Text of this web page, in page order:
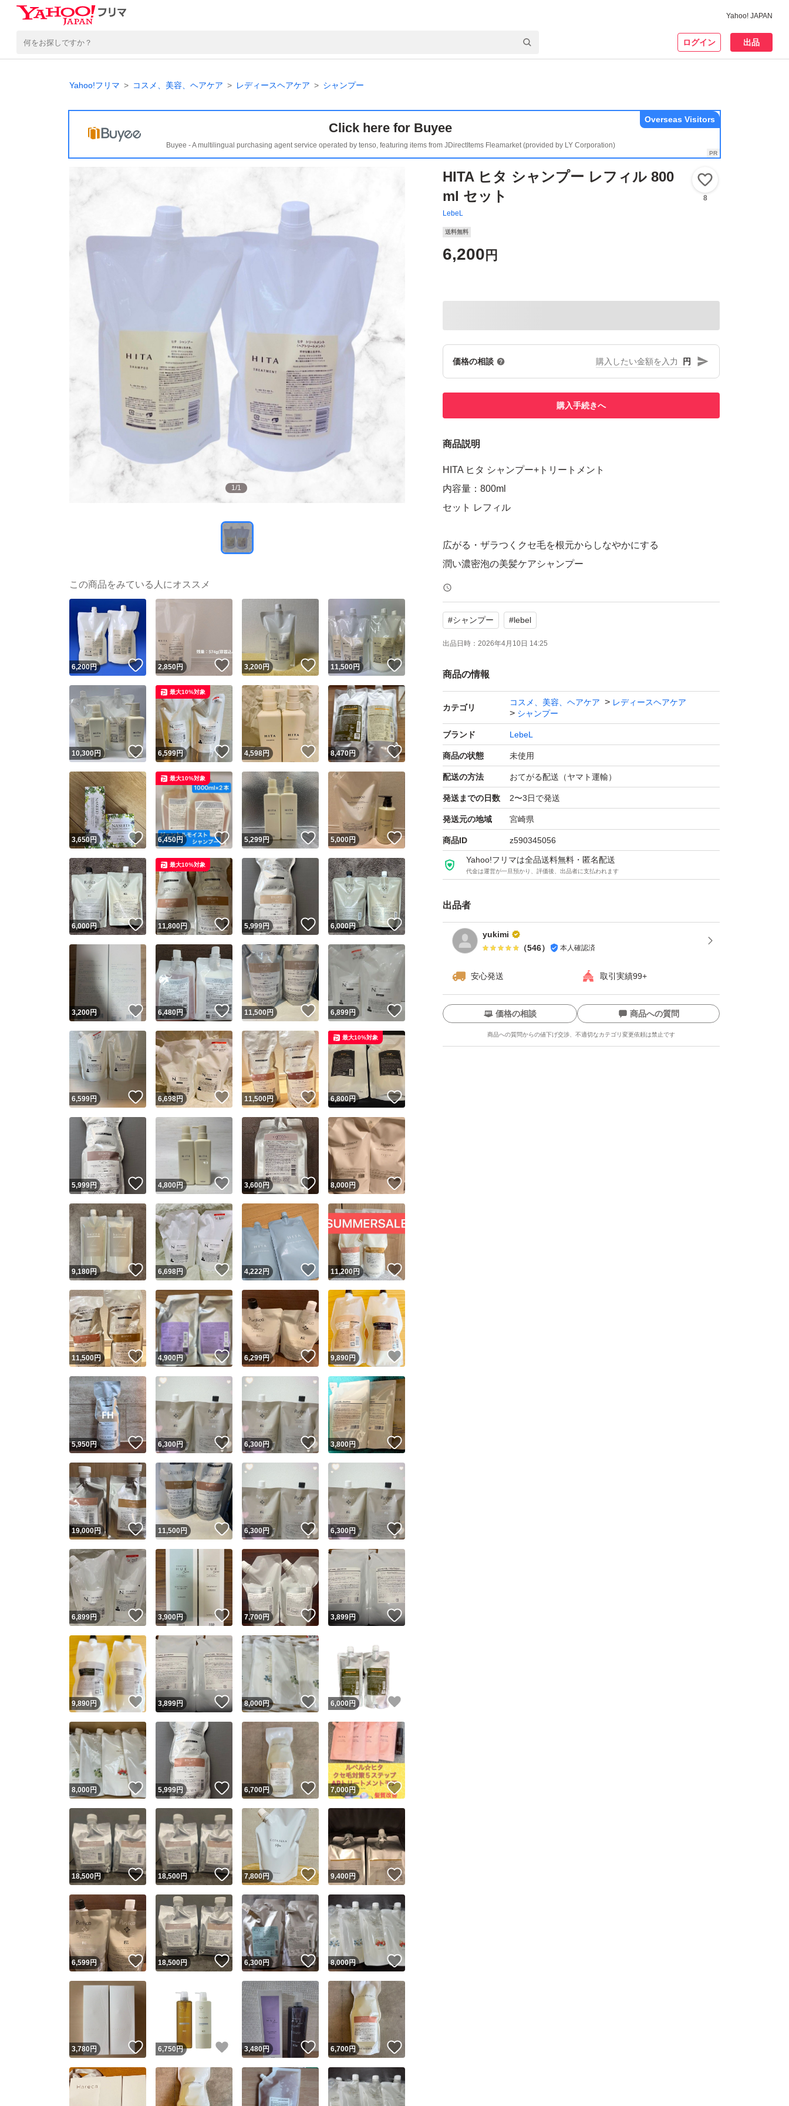
Yahoo! JAPAN
ログイン 出品
Yahoo!フリマ コスメ、美容、ヘアケア レディースヘアケア シャンプー
Click here for Buyee
Buyee - A multilingual purchasing agent service operated by tenso, featuring items from JDirectItems Fleamarket (provided by LY Corporation)
Overseas Visitors
1/1
HITA ヒタ シャンプー レフィル 800
ml セット
LebeL
8
送料無料
6,200 円
価格の相談 円
購入手続きへ
商品説明
HITA ヒタ シャンプー+トリートメント
内容量：800ml
セット レフィル
広がる・ザラつくクセ毛を根元からしなやかにする
潤い濃密泡の美髪ケアシャンプー
#シャンプー #lebel
出品日時： 2026年4月10日 14:25
商品の情報
カテゴリ
コスメ、美容、ヘアケア
レディースヘアケア
シャンプー
ブランド LebeL
商品の状態 未使用
配送の方法 おてがる配送（ヤマト運輸）
発送までの日数 2〜3日で発送
発送元の地域 宮崎県
商品ID z590345056
Yahoo!フリマは全品送料無料・匿名配送
代金は運営が一旦預かり、評価後、出品者に支払われます
出品者
yukimi
（546） 本人確認済
安心発送 取引実績99+
ユーザーの実績について
Yahoo!フリマが定めた一定の基準を満たしたユーザーにバッジを付与しています
安心取引出品者
安心取引出品者 Yahoo!フリマの基準をクリアした安心・安全なユーザーです
取引実績
取引実績◯+ このユーザーはYahoo!フリマの取引を完了させた実績があります
他フリマ実績◯+ このユーザーは他フリマサービスでの取引実績があります
スピード&安心発送
※このバッジは実績に基づく表示であり、発送を保証しているものではありません
スピード＆安心発送
このユーザーは高頻度で24時間以内＆設定した発送日数内に発送してい
ます
スピード発送 このユーザーは高頻度で24時間以内に発送しています
安心発送 このユーザーは設定した発送日数内に発送しています
価格の相談 商品への質問
商品への質問からの値下げ交渉、不適切なカテゴリ変更依頼は禁止です
この商品の情報をコピーします
商品画像の 無断転載は禁止されています
1商品につき1回です
出品ページへ
キャンセル
この商品をみている人にオススメ
6,200円 いいね！
2,850円 いいね！
3,200円 いいね！
11,500円 いいね！
10,300円 いいね！
6,599円 いいね！
最大10%対象
4,598円 いいね！
8,470円 いいね！
3,650円 いいね！
6,450円 いいね！
最大10%対象
5,299円 いいね！
5,000円 いいね！
6,000円 いいね！
11,800円 いいね！
最大10%対象
5,999円 いいね！
6,000円
3,200円 いいね！
6,480円 いいね！
11,500円 いいね！
6,899円
6,599円 いいね！
6,698円 いいね！
11,500円 いいね！
6,800円 いいね！
最大10%対象
5,999円 いいね！
4,800円 いいね！
3,600円 いいね！
8,000円 いいね！
9,180円 いいね！
6,698円 いいね！
4,222円 いいね！
11,200円
11,500円 いいね！
4,900円 いいね！
6,299円 いいね！
9,890円 いいね！
5,950円 いいね！
6,300円 いいね！
6,300円 いいね！
3,800円
19,000円 いいね！
11,500円 いいね！
6,300円 いいね！
6,300円 いいね！
6,899円 いいね！
3,900円 いいね！
7,700円 いいね！
3,899円 いいね！
9,890 円 いいね！
3,899円 いいね！
8,000円 いいね！
6,000円
8,000円 いいね！
5,999円 いいね！
6,700円 いいね！
7,000円 いいね！
18,500円 いいね！
18,500円 いいね！
7,800円 いいね！
9,400円 いいね！
6,599円 いいね！
18,500円 いいね！
6,300円 いいね！
8,000円 いいね！
3,780円 いいね！
6,750 円 いいね！
3,480円 いいね！
6,700円